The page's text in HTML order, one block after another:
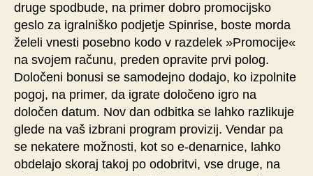
druge spodbude, na primer dobro promocijsko
geslo za igralniško podjetje Spinrise, boste morda
želeli vnesti posebno kodo v razdelek »Promocije«
na svojem računu, preden opravite prvi polog.
Določeni bonusi se samodejno dodajo, ko izpolnite
pogoj, na primer, da igrate določeno igro na
določen datum. Nov dan odbitka se lahko razlikuje
glede na vaš izbrani program provizij. Vendar pa
se nekatere možnosti, kot so e-denarnice, lahko
obdelajo skoraj takoj po odobritvi, vse druge, na